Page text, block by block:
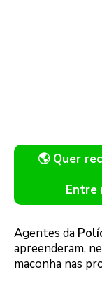
🌎 Quer
Entre
Agentes da
apreenderam,
maconha nas